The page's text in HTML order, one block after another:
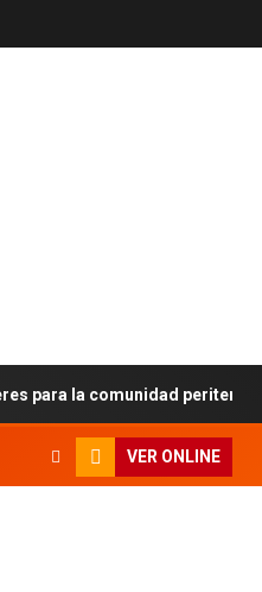
la comunidad peritense
VER ONLINE